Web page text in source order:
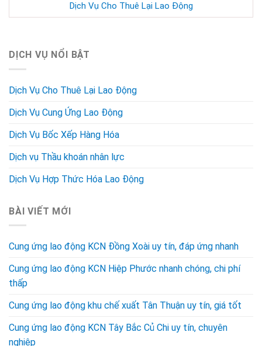
Dịch Vụ Cho Thuê Lại Lao Động
DỊCH VỤ NỔI BẬT
Dịch Vụ Cho Thuê Lại Lao Động
Dịch Vụ Cung Ứng Lao Động
Dịch Vụ Bốc Xếp Hàng Hóa
Dịch vụ Thầu khoán nhân lực
Dịch Vụ Hợp Thức Hóa Lao Động
BÀI VIẾT MỚI
Cung ứng lao động KCN Đồng Xoài uy tín, đáp ứng nhanh
Cung ứng lao động KCN Hiệp Phước nhanh chóng, chi phí
thấp
Cung ứng lao động khu chế xuất Tân Thuận uy tín, giá tốt
Cung ứng lao động KCN Tây Bắc Củ Chi uy tín, chuyên
nghiệp